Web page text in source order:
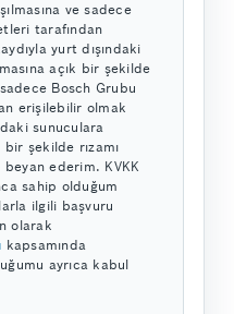
ve sadece
tarafından
yurt dışındaki
açık bir şekilde
Bosch Grubu
erişilebilir olmak
sunuculara
bir şekilde rızamı
ederim. KVKK
sahip olduğum
ilgili başvuru
olarak
kapsamında
ayrıca kabul